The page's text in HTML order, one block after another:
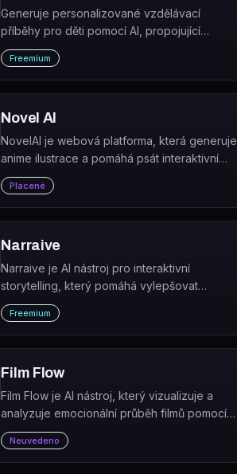
Generuje personalizované vzdělávací
příběhy pro děti pomocí AI, propojující
fantazii žáků s výukovými cíli.
Freemium
Novel AI
NovelAI je webová platforma, která generuje
anime ilustrace a pomáhá psát interaktivní
příběhy pomocí AI modelů.
Placené
Narraive
Narraive je AI nástroj pro interaktivní
storytelling, který pomáhá vylepšovat
narativní obsah pomocí zpracování
přirozeného jazyka.
Freemium
Film Flow
Film Flow je AI nástroj, který vizualizuje a
analyzuje emocionální průběh filmů pomocí
OpenAI.
Neuvedeno